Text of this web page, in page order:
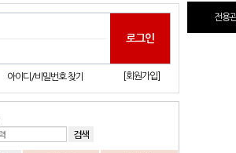
전용
아이디/비밀번호 찾기 [회원가입]